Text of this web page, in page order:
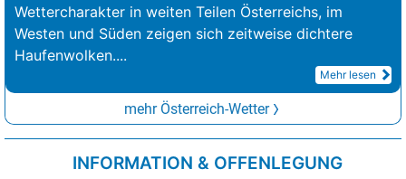
Wettercharakter in weiten Teilen Österreichs, im
Westen und Süden zeigen sich zeitweise dichtere
Haufenwolken....
Mehr lesen
mehr Österreich-Wetter
INFORMATION & OFFENLEGUNG